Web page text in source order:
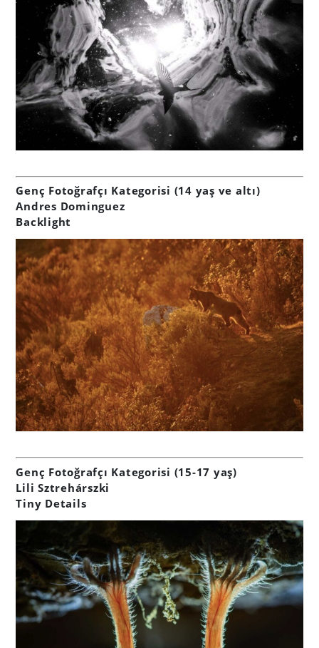
Genç Fotoğrafçı Kategorisi (14 yaş ve altı)
Andres Dominguez
Backlight
Genç Fotoğrafçı Kategorisi (15-17 yaş)
Lili Sztrehárszki
Tiny Details